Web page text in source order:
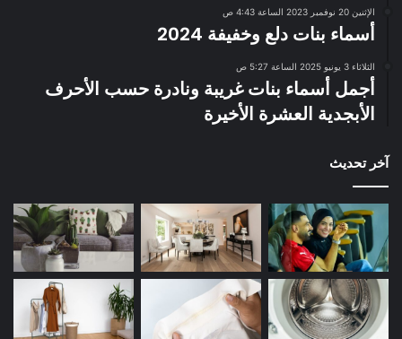
الإثنين 20 نوفمبر 2023 الساعة 4:43 ص
أسماء بنات دلع وخفيفة 2024
الثلاثاء 3 يونيو 2025 الساعة 5:27 ص
أجمل أسماء بنات غريبة ونادرة حسب الأحرف
الأبجدية العشرة الأخيرة
آخر تحديث